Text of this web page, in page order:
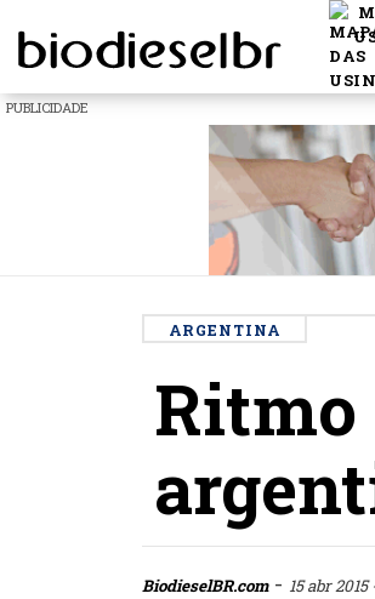
PUBLICIDADE
ARGENTINA
Ritmo
BiodieselBR.com- 15 abr 2015